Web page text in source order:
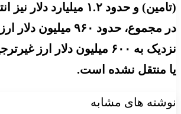
(تامین) و حدود ۱.۲ میلیارد
در مجموع، حدود ۹۶۰
نزدیک به ۶۰۰ میلیون دلار ارز
یا منتقل نشده است.
نوشته های مشابه